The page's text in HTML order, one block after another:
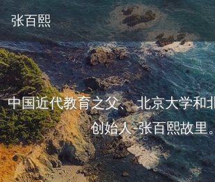
张百熙
中国近代教育之父、 北京大学和
创始人-张百熙故里